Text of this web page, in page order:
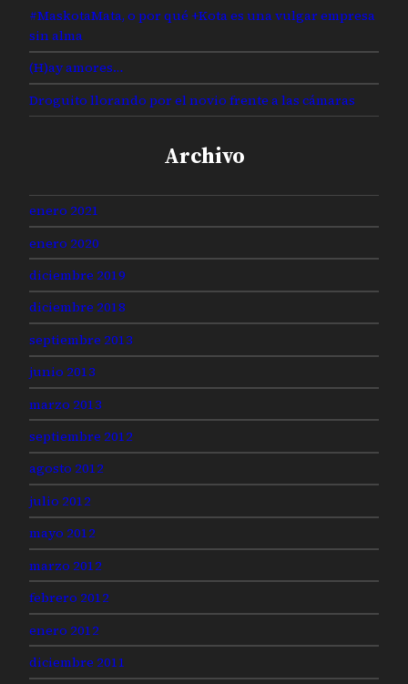
#MaskotaMata, o por qué +Kota es una vulgar empresa
sin alma
(H)ay amores…
Droguito llorando por el novio frente a las cámaras
Archivo
enero 2021
enero 2020
diciembre 2019
diciembre 2018
septiembre 2013
junio 2013
marzo 2013
septiembre 2012
agosto 2012
julio 2012
mayo 2012
marzo 2012
febrero 2012
enero 2012
diciembre 2011